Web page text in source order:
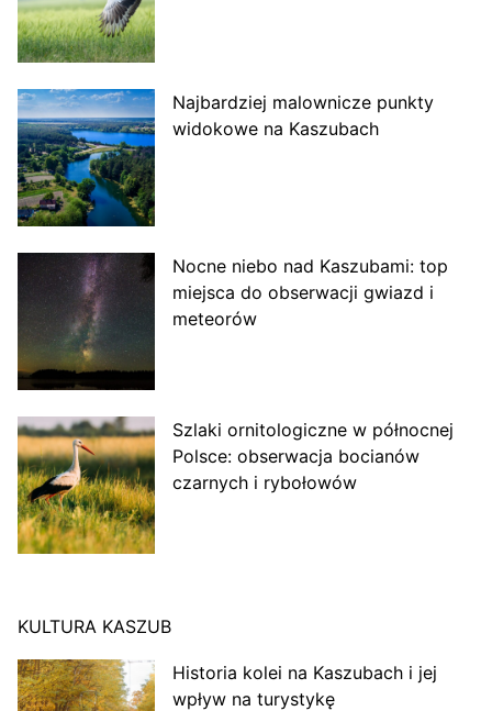
Najbardziej malownicze punkty
widokowe na Kaszubach
Nocne niebo nad Kaszubami: top
miejsca do obserwacji gwiazd i
meteorów
Szlaki ornitologiczne w północnej
Polsce: obserwacja bocianów
czarnych i rybołowów
KULTURA KASZUB
Historia kolei na Kaszubach i jej
wpływ na turystykę